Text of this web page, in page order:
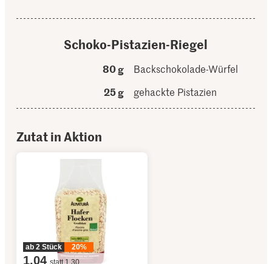
Schoko-Pistazien-Riegel
80 g
Backschokolade-Würfel
25 g
gehackte Pistazien
Zutat in Aktion
ab 2 Stück 20%
1.04 statt 1.30